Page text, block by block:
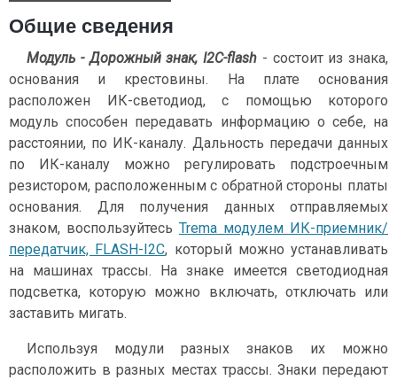
Общие сведения
Модуль - Дорожный знак, I2C-flash - состоит из знака,
основания и крестовины. На плате основания
расположен ИК-светодиод, с помощью которого
модуль способен передавать информацию о себе, на
расстоянии, по ИК-каналу. Дальность передачи данных
по ИК-каналу можно регулировать подстроечным
резистором, расположенным с обратной стороны платы
основания. Для получения данных отправляемых
знаком, воспользуйтесь Trema модулем ИК-приемник/
передатчик, FLASH-I2C, который можно устанавливать
на машинах трассы. На знаке имеется светодиодная
подсветка, которую можно включать, отключать или
заставить мигать.
Используя модули разных знаков их можно
расположить в разных местах трассы. Знаки передают